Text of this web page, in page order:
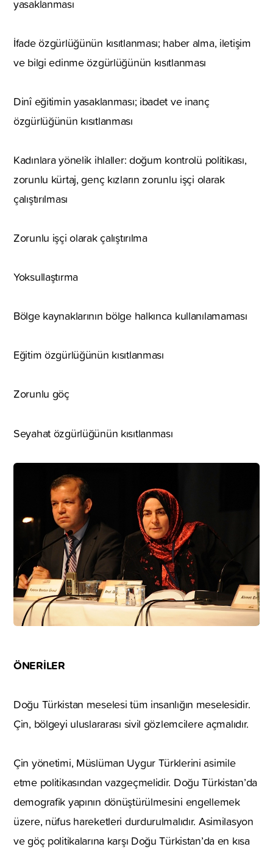
yasaklanması
İfade özgürlüğünün kısıtlanması; haber alma, iletişim
ve bilgi edinme özgürlüğünün kısıtlanması
Dinî eğitimin yasaklanması; ibadet ve inanç
özgürlüğünün kısıtlanması
Kadınlara yönelik ihlaller: doğum kontrolü politikası,
zorunlu kürtaj, genç kızların zorunlu işçi olarak
çalıştırılması
Zorunlu işçi olarak çalıştırılma
Yoksullaştırma
Bölge kaynaklarının bölge halkınca kullanılamaması
Eğitim özgürlüğünün kısıtlanması
Zorunlu göç
Seyahat özgürlüğünün kısıtlanması
ÖNERİLER
Doğu Türkistan meselesi tüm insanlığın meselesidir.
Çin, bölgeyi uluslararası sivil gözlemcilere açmalıdır.
Çin yönetimi, Müslüman Uygur Türklerini asimile
etme politikasından vazgeçmelidir. Doğu Türkistan’da
demografik yapının dönüştürülmesini engellemek
üzere, nüfus hareketleri durdurulmalıdır. Asimilasyon
ve göç politikalarına karşı Doğu Türkistan’da en kısa